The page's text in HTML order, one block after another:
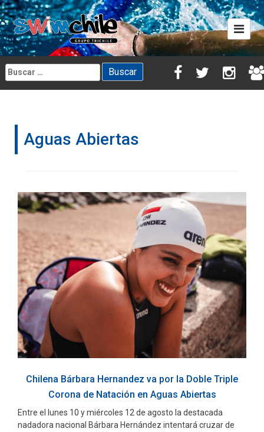
Skip
to
content
Buscar:
Aguas Abiertas
Chilena Bárbara Hernandez va por la Doble Triple
Corona de Natación en Aguas Abiertas
Entre el lunes 10 y miércoles 12 de agosto la destacada
nadadora nacional Bárbara Hernández intentará cruzar de